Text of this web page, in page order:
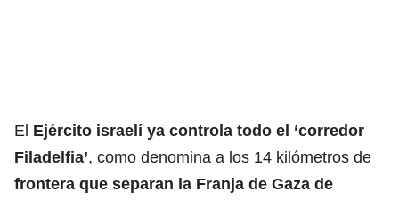
El Ejército israelí ya controla todo el ‘corredor
Filadelfia’, como denomina a los 14 kilómetros de
frontera que separan la Franja de Gaza de